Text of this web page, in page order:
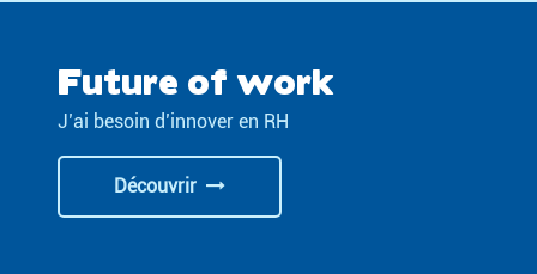
Future of work
J’ai besoin d’innover en RH
Découvrir